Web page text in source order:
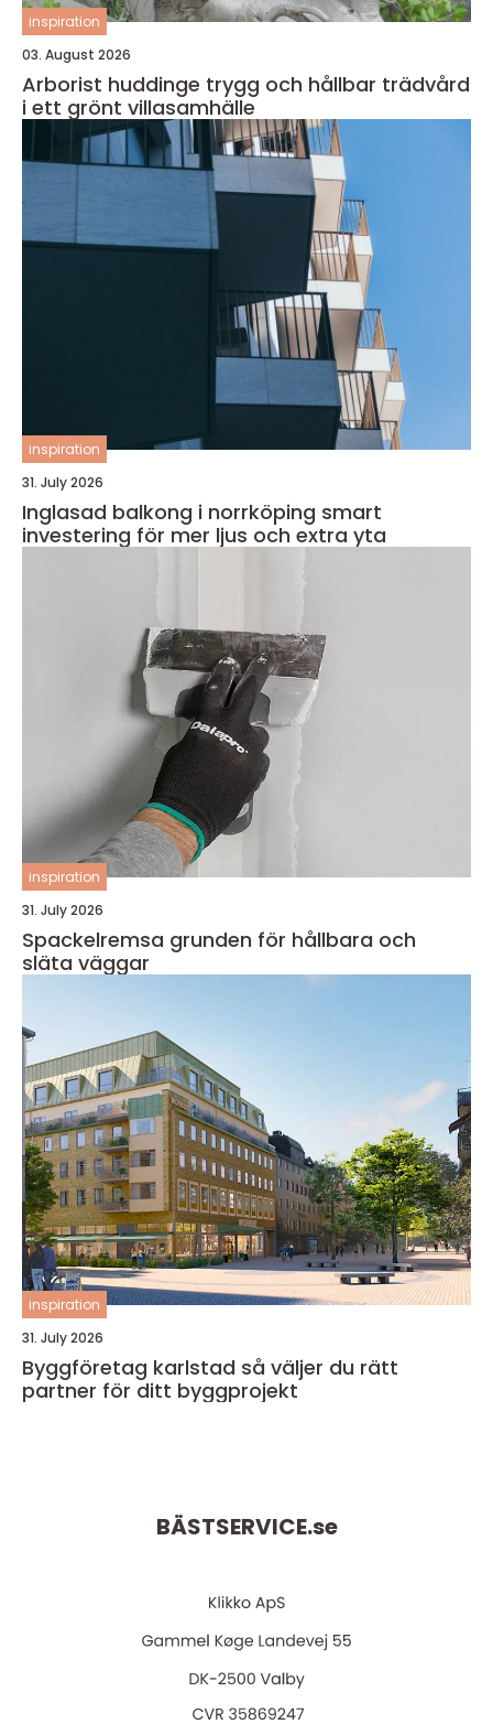
inspiration
03. August 2026
Arborist huddinge trygg och hållbar trädvård
i ett grönt villasamhälle
inspiration
31. July 2026
Inglasad balkong i norrköping smart
investering för mer ljus och extra yta
inspiration
31. July 2026
Spackelremsa grunden för hållbara och
släta väggar
inspiration
31. July 2026
Byggföretag karlstad så väljer du rätt
partner för ditt byggprojekt
BÄSTSERVICE.se